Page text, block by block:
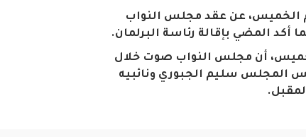
الخميس، عن عقد مجلس النواب
أن مجلس النواب صوت خلال
المجلس سليم الجبوري ونائبيه